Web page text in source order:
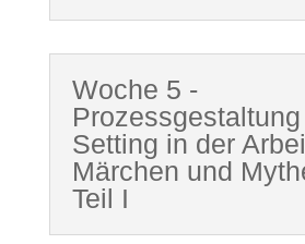
Woche 5 -
Setting in der
Märchen und
Teil I